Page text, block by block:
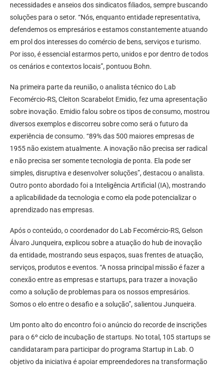
necessidades e anseios dos sindicatos filiados, sempre buscando
soluções para o setor. “Nós, enquanto entidade representativa,
defendemos os empresários e estamos constantemente atuando
em prol dos interesses do comércio de bens, serviços e turismo.
Por isso, é essencial estarmos perto, unidos e por dentro de todos
os cenários e contextos locais”, pontuou Bohn.
Na primeira parte da reunião, o analista técnico do Lab
Fecomércio-RS, Cleiton Scarabelot Emidio, fez uma apresentação
sobre inovação. Emidio falou sobre os tipos de consumo, mostrou
diversos exemplos e discorreu sobre como será o futuro da
experiência de consumo. “89% das 500 maiores empresas de
1955 não existem atualmente. A inovação não precisa ser radical
e não precisa ser somente tecnologia de ponta. Ela pode ser
simples, disruptiva e desenvolver soluções”, destacou o analista.
Outro ponto abordado foi a Inteligência Artificial (IA), mostrando
a aplicabilidade da tecnologia e como ela pode potencializar o
aprendizado nas empresas.
Após o conteúdo, o coordenador do Lab Fecomércio-RS, Gelson
Álvaro Junqueira, explicou sobre a atuação do hub de inovação
da entidade, mostrando seus espaços, suas frentes de atuação,
serviços, produtos e eventos. “A nossa principal missão é fazer a
conexão entre as empresas e startups, para trazer a inovação
como a solução de problemas para os nossos empresários.
Somos o elo entre o desafio e a solução”, salientou Junqueira.
Um ponto alto do encontro foi o anúncio do recorde de inscrições
para o 6º ciclo de incubação de startups. No total, 105 startups se
candidataram para participar do programa Startup in Lab. O
objetivo da iniciativa é apoiar empreendedores na transformação